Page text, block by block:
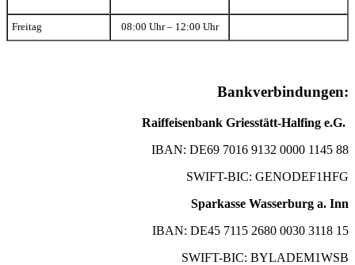
Freitag 08:00 Uhr – 12:00 Uhr
Bankverbindungen:
Raiffeisenbank Griesstätt-Halfing e.G.
IBAN: DE69 7016 9132 0000 1145 88
SWIFT-BIC: GENODEF1HFG
Sparkasse Wasserburg a. Inn
IBAN: DE45 7115 2680 0030 3118 15
SWIFT-BIC: BYLADEM1WSB